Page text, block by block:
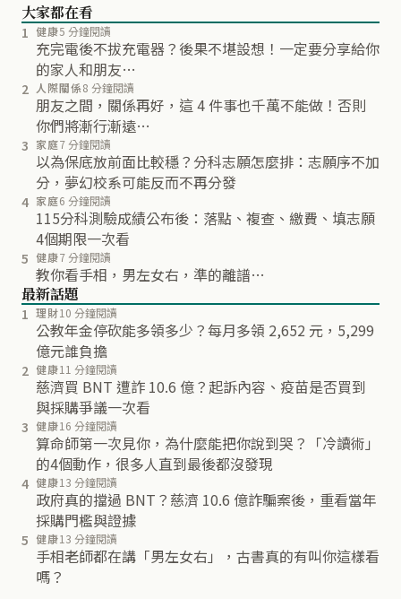
大家都在看
1 健康5 分鐘閱讀
充完電後不拔充電器？後果不堪設想！一定要分享給你
的家人和朋友…
2 人際關係8 分鐘閱讀
朋友之間，關係再好，這 4 件事也千萬不能做！否則
你們將漸行漸遠…
3 家庭7 分鐘閱讀
以為保底放前面比較穩？分科志願怎麼排：志願序不加
分，夢幻校系可能反而不再分發
4 家庭6 分鐘閱讀
115分科測驗成績公布後：落點、複查、繳費、填志願
4個期限一次看
5 健康7 分鐘閱讀
教你看手相，男左女右，準的離譜…
最新話題
1 理財10 分鐘閱讀
公教年金停砍能多領多少？每月多領 2,652 元，5,299
億元誰負擔
2 健康11 分鐘閱讀
慈濟買 BNT 遭詐 10.6 億？起訴內容、疫苗是否買到
與採購爭議一次看
3 健康16 分鐘閱讀
算命師第一次見你，為什麼能把你說到哭？「冷讀術」
的4個動作，很多人直到最後都沒發現
4 健康13 分鐘閱讀
政府真的擋過 BNT？慈濟 10.6 億詐騙案後，重看當年
採購門檻與證據
5 健康13 分鐘閱讀
手相老師都在講「男左女右」，古書真的有叫你這樣看
嗎？